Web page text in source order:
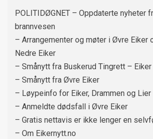
POLITIDØGNET – Oppdaterte nyheter
brannvesen
– Arrangementer og møter i Øvre Eiker
Nedre Eiker
– Smånytt fra Buskerud Tingrett – Eiker
– Smånytt fra Øvre Eiker
– Løypeinfo for Eiker, Drammen og Lier
– Anmeldte dødsfall i Øvre Eiker
– Gratis nettavis er ikke lenger en
– Om Eikernytt.no